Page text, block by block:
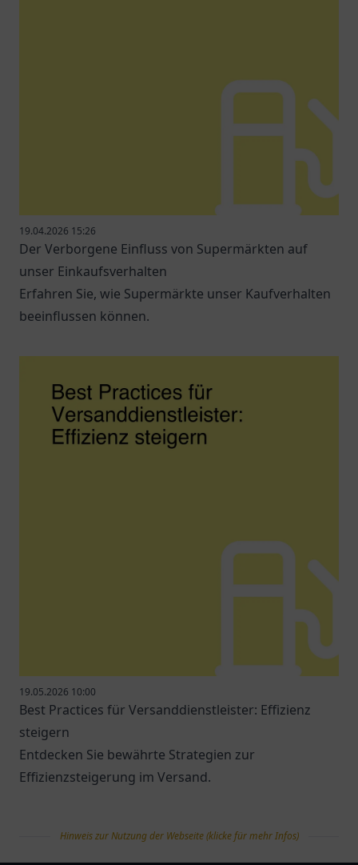
19.04.2026 15:26
Der Verborgene Einfluss von Supermärkten auf
unser Einkaufsverhalten
Erfahren Sie, wie Supermärkte unser Kaufverhalten
beeinflussen können.
19.05.2026 10:00
Best Practices für Versanddienstleister: Effizienz
steigern
Entdecken Sie bewährte Strategien zur
Effizienzsteigerung im Versand.
Hinweis zur Nutzung der Webseite (klicke für mehr Infos)